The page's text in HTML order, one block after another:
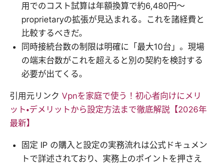
用でのコスト試算は年額換算で約6,480円〜
proprietaryの拡張が見込まれる。これを諸経費と
比較するべきだ。
同時接続台数の制限は明確に「最大10台」。現場
の端末台数がこれを超えると別の契約を検討する
必要が出てくる。
引用元リンク Vpnを家庭で使う！初心者向けにメリ
ット・デメリットから設定方法まで徹底解説【2026年
最新】
固定 IP の購入と設定の実務流れは公式ドキュメン
トで詳述されており、実務上のポイントを押さえ